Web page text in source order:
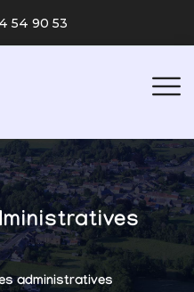
54 90 53
administratives